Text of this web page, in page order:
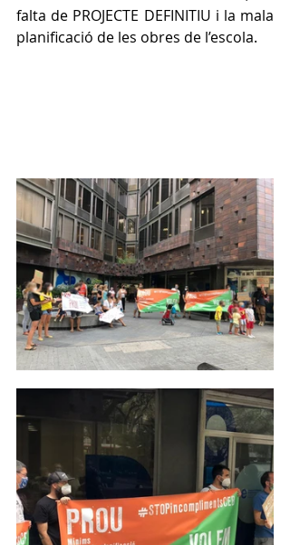
falta de PROJECTE DEFINITIU i la mala
planificació de les obres de l’escola.